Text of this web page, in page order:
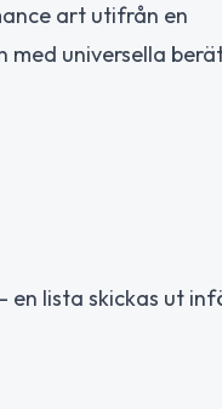
art utifrån en
med universella
en lista skickas ut